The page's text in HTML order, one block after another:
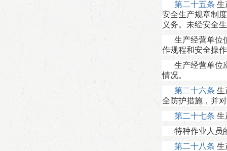
第二十五条 生
安全生产规章制
义务。未经安全
生产经营单位
作规程和安全操
生产经营单位
情况。
第二十六条 生
全防护措施，并
第二十七条 生
特种作业人员
第二十八条 生